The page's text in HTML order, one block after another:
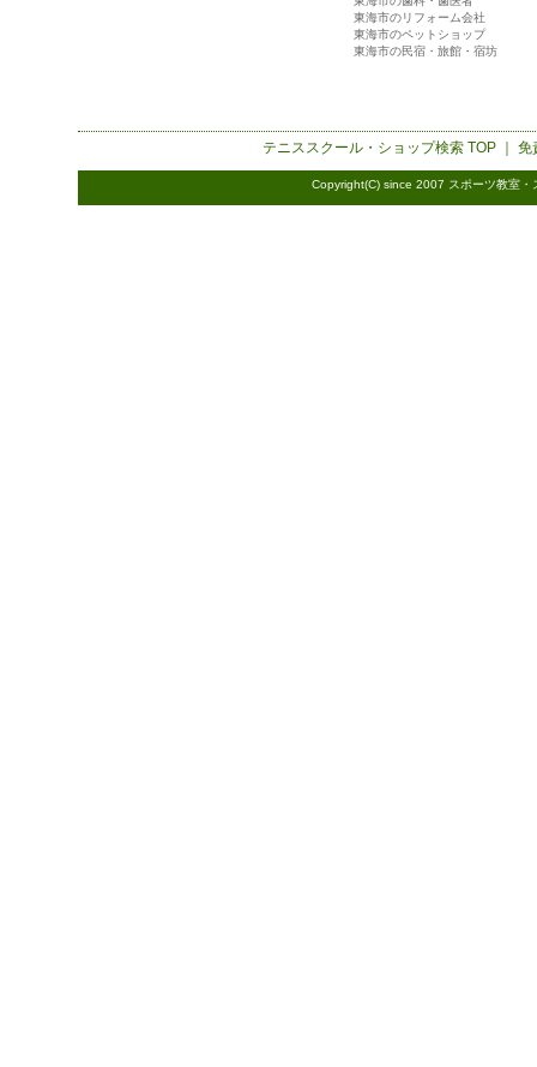
東海市のリフォーム会社
東海市のペットショップ
東海市の民宿・旅館・宿坊
テニススクール・ショップ検索TOP ｜ 免
Copyright(C) since 2007 スポーツ教室・